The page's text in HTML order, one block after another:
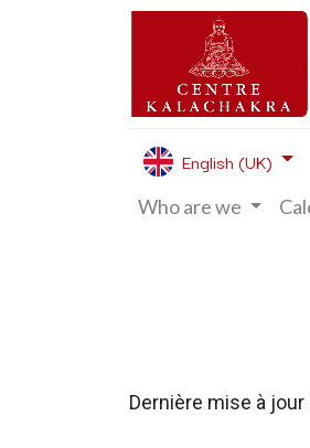
English (UK)
Who are we
Dernière mise à